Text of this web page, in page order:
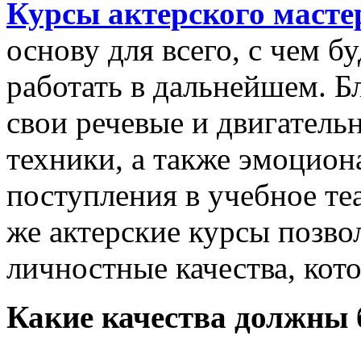
Курсы актерского
основу для всего, с чем
работать в дальнейшем.
свои речевые и
техники, а также
поступления в учебное
же актерские курсы
личностные качества,
Какие качества